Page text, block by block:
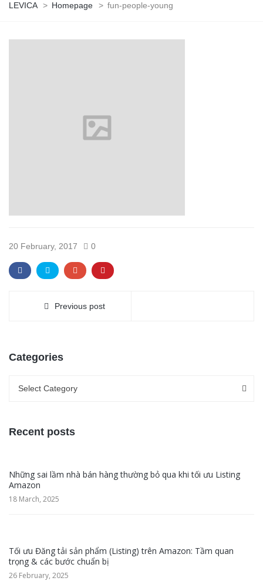
LEVICA > Homepage > fun-people-young
20 February, 2017 0
Previous post
Categories
Select Category
Recent posts
Những sai lầm nhà bán hàng thường bỏ qua khi tối ưu Listing
Amazon
18 March, 2025
Tối ưu Đăng tải sản phẩm (Listing) trên Amazon: Tầm quan
trọng & các bước chuẩn bị
26 February, 2025